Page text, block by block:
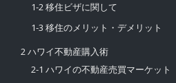
1-2 移住ビザに関して
1-3 移住のメリット・デメリット
2 ハワイ不動産購入術
2-1 ハワイの不動産売買マーケット